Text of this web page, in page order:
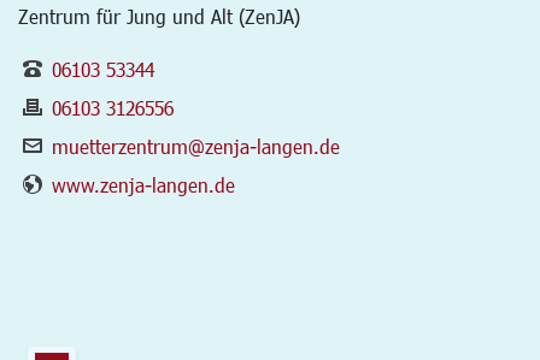
Zentrum für Jung und Alt (ZenJA)
06103 53344
06103 3126556
muetterzentrum@zenja-langen.de
www.zenja-langen.de